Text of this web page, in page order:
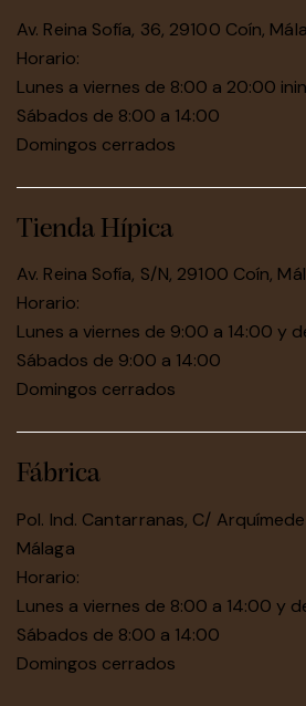
Av. Reina Sofía, 36, 29100 Coín,
Horario:
Lunes a viernes de 8:00 a 20:00
Sábados de 8:00 a 14:00
Domingos cerrados
Tienda Hípica
Av. Reina Sofía, S/N, 29100 Coín,
Horario:
Lunes a viernes de 9:00 a 14:00 y
Sábados de 9:00 a 14:00
Domingos cerrados
Fábrica
Pol. Ind. Cantarranas, C/
Málaga
Horario:
Lunes a viernes de 8:00 a 14:00 y
Sábados de 8:00 a 14:00
Domingos cerrados